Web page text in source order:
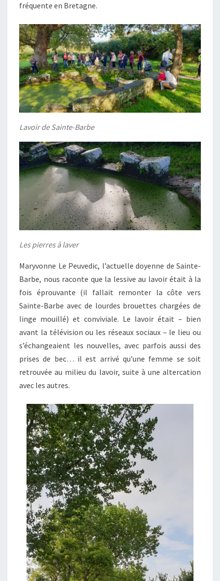
fréquente en Bretagne.
Lavoir de Sainte-Barbe
Les pierres à laver
Maryvonne Le Peuvedic, l’actuelle doyenne de Sainte-
Barbe, nous raconte que la lessive au lavoir était à la
fois éprouvante (il fallait remonter la côte vers
Sainte-Barbe avec de lourdes brouettes chargées de
linge mouillé) et conviviale. Le lavoir était – bien
avant la télévision ou les réseaux sociaux – le lieu ou
s’échangeaient les nouvelles, avec parfois aussi des
prises de bec… il est arrivé qu’une femme se soit
retrouvée au milieu du lavoir, suite à une altercation
avec les autres.